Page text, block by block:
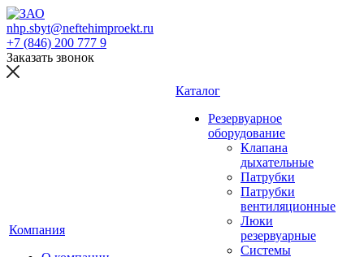
nhp.sbyt@neftehimproekt.ru
+7 (846) 200 777 9
Заказать звонок
Компания
Каталог
Резервуарное
оборудование
Клапана
дыхательные
Патрубки
Патрубки
вентиляционные
Люки
резервуарные
Системы